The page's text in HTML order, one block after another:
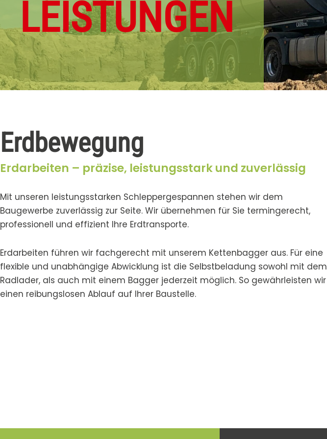
LEISTUNGEN
Erdbewegung
Erdarbeiten – präzise, leistungsstark und zuverlässig
Mit unseren leistungsstarken Schleppergespannen stehen wir dem
Baugewerbe zuverlässig zur Seite. Wir übernehmen für Sie termingerecht,
professionell und effizient Ihre Erdtransporte.
Erdarbeiten führen wir fachgerecht mit unserem Kettenbagger aus. Für eine
flexible und unabhängige Abwicklung ist die Selbstbeladung sowohl mit dem
Radlader, als auch mit einem Bagger jederzeit möglich. So gewährleisten wir
einen reibungslosen Ablauf auf Ihrer Baustelle.